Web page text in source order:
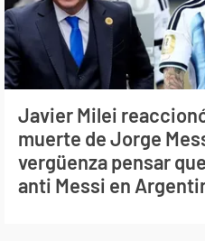
Javier Milei
muerte de Jorge
vergüenza pensar
anti Messi en